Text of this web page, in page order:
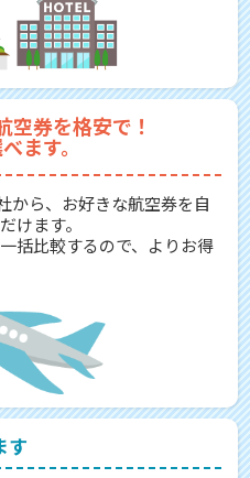
空券を格安で！
ます。
から、お好きな航空券を自
けます。
括比較するので、よりお得
す